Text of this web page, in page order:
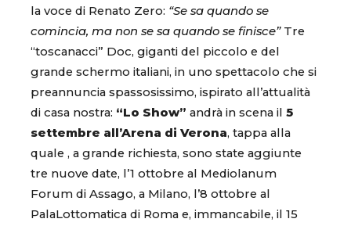
la voce di Renato Zero: “Se sa quando se
comincia, ma non se sa quando se finisce” Tre
“toscanacci” Doc, giganti del piccolo e del
grande schermo italiani, in uno spettacolo che si
preannuncia spassosissimo, ispirato all’attualità
di casa nostra: “Lo Show” andrà in scena il 5
settembre all’Arena di Verona, tappa alla
quale , a grande richiesta, sono state aggiunte
tre nuove date, l’1 ottobre al Mediolanum
Forum di Assago, a Milano, l’8 ottobre al
PalaLottomatica di Roma e, immancabile, il 15